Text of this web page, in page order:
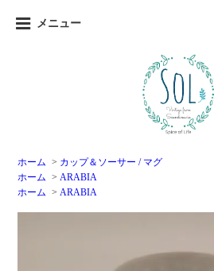
メニュー
ホーム > カップ＆ソーサー / マグ
ホーム > ARABIA
ホーム > ARABIA